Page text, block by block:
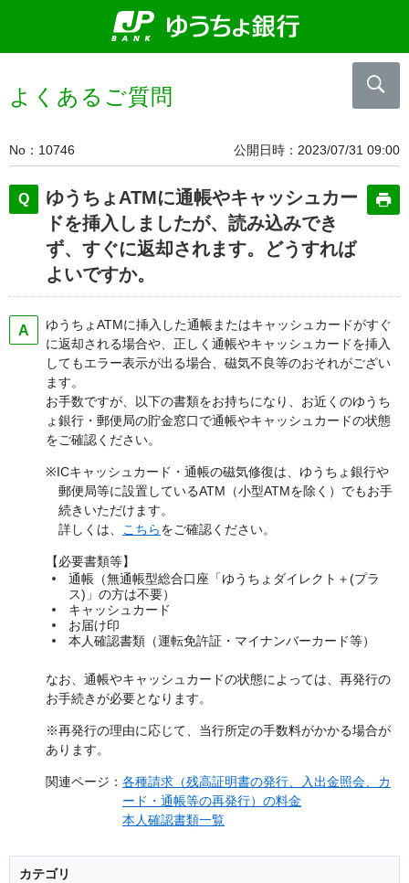
よくあるご質問
No 10746 公開日時 2023/07/31 09:00
ゆうちょATMに通帳やキャッシュカー
ドを挿入しましたが、読み込みでき
ず、すぐに返却されます。どうすれば
よいですか。
ゆうちょATMに挿入した通帳またはキャッシュカードがすぐ
に返却される場合や、正しく通帳やキャッシュカードを挿入
してもエラー表示が出る場合、磁気不良等のおそれがござい
ます。
お手数ですが、以下の書類をお持ちになり、お近くのゆうち
ょ銀行・郵便局の貯金窓口で通帳やキャッシュカードの状態
をご確認ください。
※ICキャッシュカード・通帳の磁気修復は、ゆうちょ銀行や
郵便局等に設置しているATM（小型ATMを除く）でもお手
続きいただけます。
詳しくは、
こちらをご確認ください。
【必要書類等】
通帳（無通帳型総合口座「ゆうちょダイレクト＋(プラ
ス)」の方は不要）
キャッシュカード
お届け印
本人確認書類（運転免許証・マイナンバーカード等）
なお、通帳やキャッシュカードの状態によっては、再発行の
お手続きが必要となります。
※再発行の理由に応じて、当行所定の手数料がかかる場合が
あります。
関連ページ： 各種請求（残高証明書の発行、入出金照会、カ
ード・通帳等の再発行）の料金
本人確認書類一覧
カテゴリ